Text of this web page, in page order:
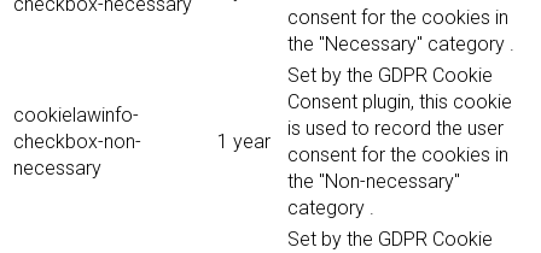
checkbox-necessary
consent for the cookies in
the "Necessary" category .
cookielawinfo-
checkbox-non-
necessary
1 year
Set by the GDPR Cookie
Consent plugin, this cookie
is used to record the user
consent for the cookies in
the "Non-necessary"
category .
Set by the GDPR Cookie